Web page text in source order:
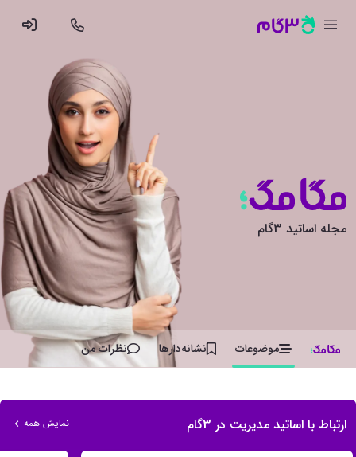
مجله اساتید 3گام
موضوعات نشانه‌دار‌ها نظرات من
ارتباط با اساتید مدیریت در 3گام نمایش همه